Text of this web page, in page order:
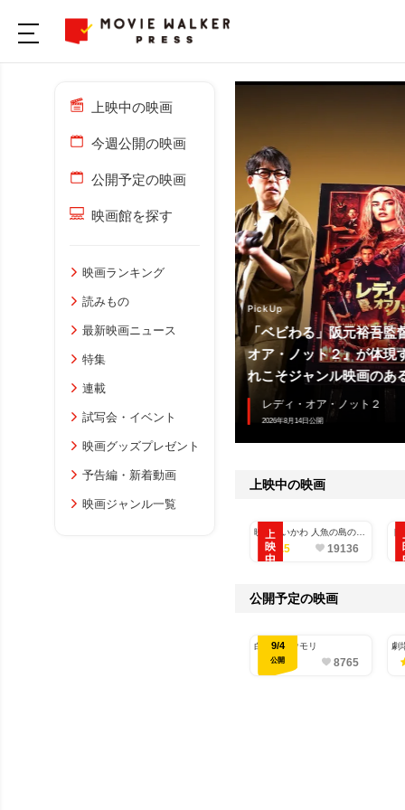
上映中の映画
今週公開の映画
公開予定の映画
映画館を探す
映画ランキング
読みもの
最新映画ニュース
特集
連載
試写会・イベント
映画グッズプレゼント
予告編・新着動画
映画ジャンル一覧
『ジュマンジ／オープンワール
公開決定！ジュマンジが現実世
PickUp
「ベビわる」阪元裕吾監
オア・ノット２』が体現
れこそジャンル映画のあ
レディ・オア・ノット２
2026年8月14日公開
上映中の映画
映画ちいかわ 人魚の島のひ
みつ 4.5 19136
ト
公開予定の映画
白鳥とコウモリ
- 8765
9/4
公開
劇